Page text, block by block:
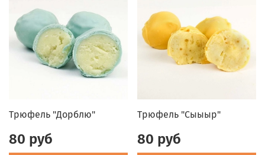
Трюфель "Дорблю"
80 руб
Трюфель "Сыыыр"
80 руб